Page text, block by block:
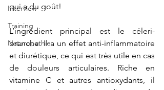
Interview
Training
Naturopathie
qui a du goût!
L’ingrédient principal est le céleri-
branche. Il a un effet anti-inflammatoire
et diurétique, ce qui est très utile en cas
de douleurs articulaires. Riche en
vitamine C et autres antioxydants, il